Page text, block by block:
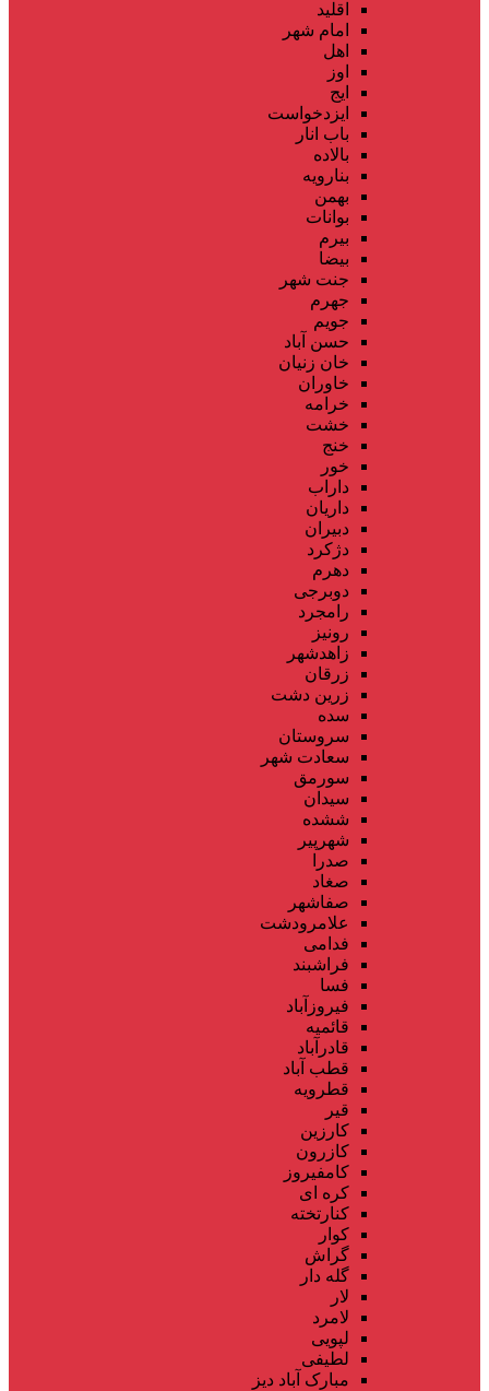
اقلید
امام شهر
اهل
اوز
ایج
ایزدخواست
باب انار
بالاده
بنارویه
بهمن
بوانات
بیرم
بیضا
جنت شهر
جهرم
جویم
حسن آباد
خان زنیان
خاوران
خرامه
خشت
خنج
خور
داراب
داریان
دبیران
دژکرد
دهرم
دوبرجی
رامجرد
رونیز
زاهدشهر
زرقان
زرین دشت
سده
سروستان
سعادت شهر
سورمق
سیدان
ششده
شهرپیر
صدرا
صغاد
صفاشهر
علامرودشت
فدامی
فراشبند
فسا
فیروزآباد
قائمیه
قادرآباد
قطب آباد
قطرویه
قیر
کارزین
کازرون
کامفیروز
کره ای
کنارتخته
کوار
گراش
گله دار
لار
لامرد
لپویی
لطیفی
مبارک آباد دیز